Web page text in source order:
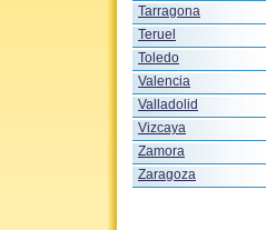
Tarragona
Teruel
Toledo
Valencia
Valladolid
Vizcaya
Zamora
Zaragoza